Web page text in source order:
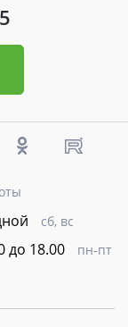
сб, вс
до 18.00 пн-пт